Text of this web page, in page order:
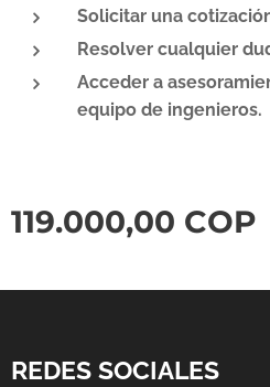
Solicitar una
Resolver cualquier
Acceder a
equipo de ingenieros.
119.000,00 COP
REDES SOCIALES